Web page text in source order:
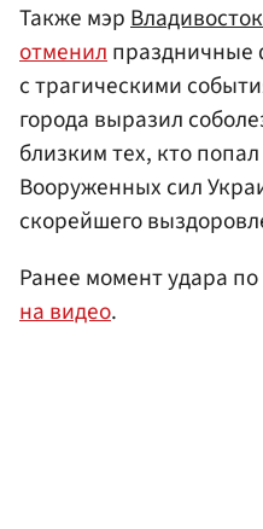
Также мэр
отменилпраздничные
с трагическими
города выразил
близким тех, кто
Вооруженных сил
скорейшего
Ранее момент удара
на видео.